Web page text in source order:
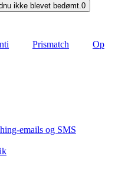
ikke blevet bedømt. 0
Prismatch
Op
emails og SMS